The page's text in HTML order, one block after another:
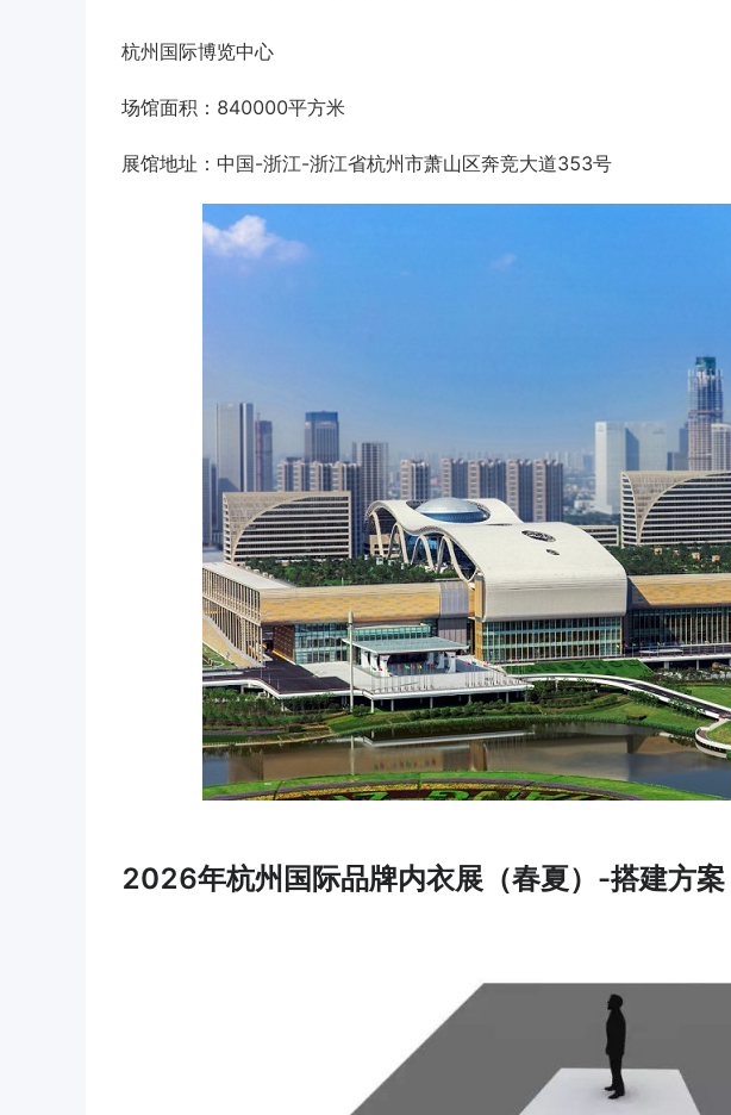
杭州国际博览中心
场馆面积：840000平方米
展馆地址：中国-浙江-浙江省杭州市萧山区奔竞大道353号
2026年杭州国际品牌内衣展（春夏）-搭建方案